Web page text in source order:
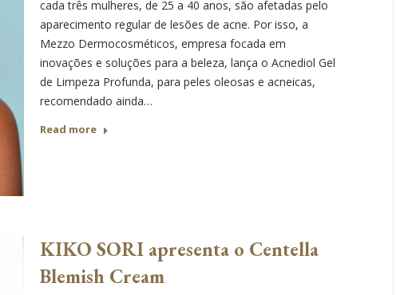
cada três mulheres, de 25 a 40 anos, são afetadas pelo
aparecimento regular de lesões de acne. Por isso, a
Mezzo Dermocosméticos, empresa focada em
inovações e soluções para a beleza, lança o Acnediol Gel
de Limpeza Profunda, para peles oleosas e acneicas,
recomendado ainda…
Read more
KIKO SORI apresenta o Centella
Blemish Cream